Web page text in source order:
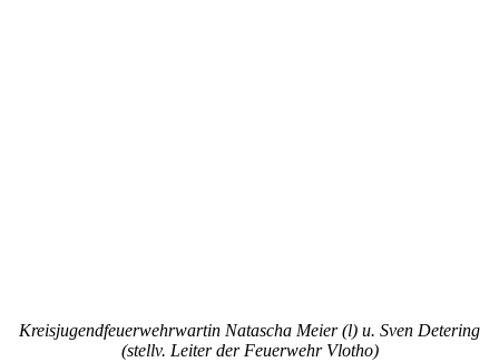
Kreisjugendfeuerwehrwartin Natascha Meier (l) u. Sven Detering
(stellv. Leiter der Feuerwehr Vlotho)